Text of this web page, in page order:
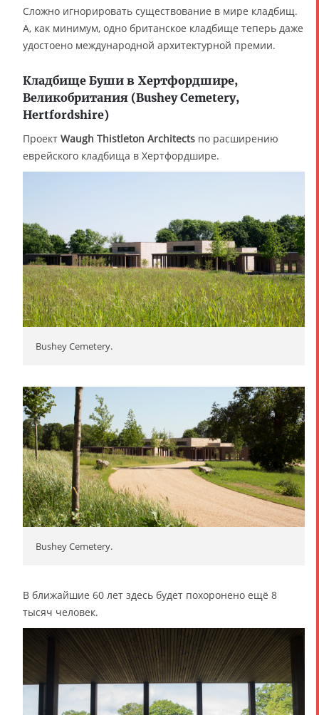
Сложно игнорировать существование в мире кладбищ.
А, как минимум, одно британское кладбище теперь даже
удостоено международной архитектурной премии.
Кладбище Буши в Хертфордшире,
Великобритания (Bushey Cemetery,
Hertfordshire)
Проект Waugh Thistleton Architects по расширению
еврейского кладбища в Хертфордшире.
Bushey Cemetery.
Bushey Cemetery.
В ближайшие 60 лет здесь будет похоронено ещё 8
тысяч человек.